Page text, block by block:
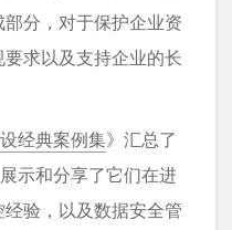
分，对于保护企业资
求以及支持企业的长
经典案例集》汇总了
示和分享了它们在进
验，以及数据安全管